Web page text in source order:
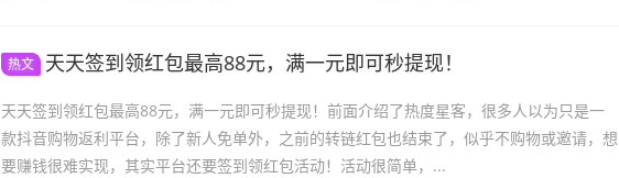
热文 天天签到领红包最高88元，满一元即可秒提现！
天天签到领红包最高88元，满一元即可秒提现！前面介绍了热度星客，很多人以为只是一
款抖音购物返利平台，除了新人免单外，之前的转链红包也结束了，似乎不购物或邀请，想
要赚钱很难实现，其实平台还要签到领红包活动！活动很简单，...